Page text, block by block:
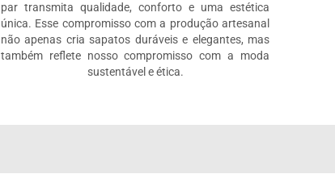
par transmita qualidade, conforto e uma estética
única. Esse compromisso com a produção artesanal
não apenas cria sapatos duráveis e elegantes, mas
também reflete nosso compromisso com a moda
sustentável e ética.